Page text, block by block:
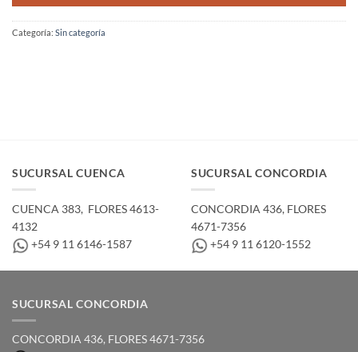
Categoría: Sin categoría
SUCURSAL CUENCA
CUENCA 383, ­ FLORES 4613-
4132
+54 9 11 6146-1587
SUCURSAL CONCORDIA
CONCORDIA 436,­ FLORES
4671-7356
+54 9 11 6120-1552
SUCURSAL CONCORDIA
CONCORDIA 436,­ FLORES 4671-7356